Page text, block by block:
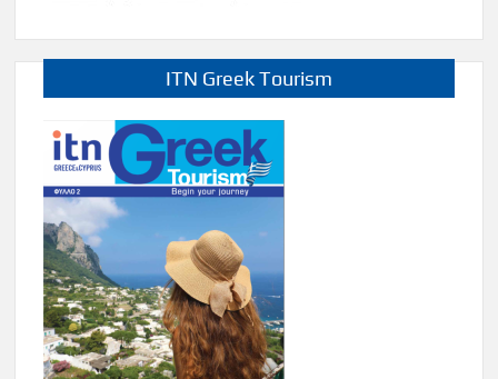
ITN Greek Tourism